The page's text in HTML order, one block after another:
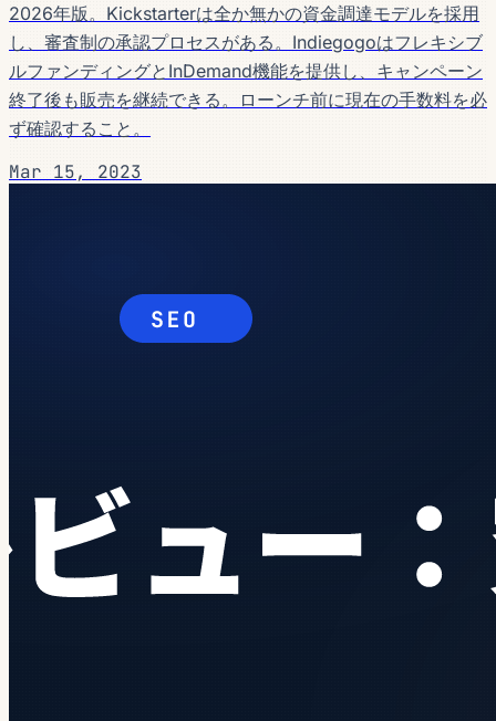
2026年版。Kickstarterは全か無かの資金調達モデルを採用
し、審査制の承認プロセスがある。Indiegogoはフレキシブ
ルファンディングとInDemand機能を提供し、キャンペーン
終了後も販売を継続できる。ローンチ前に現在の手数料を必
ず確認すること。
Mar 15, 2023